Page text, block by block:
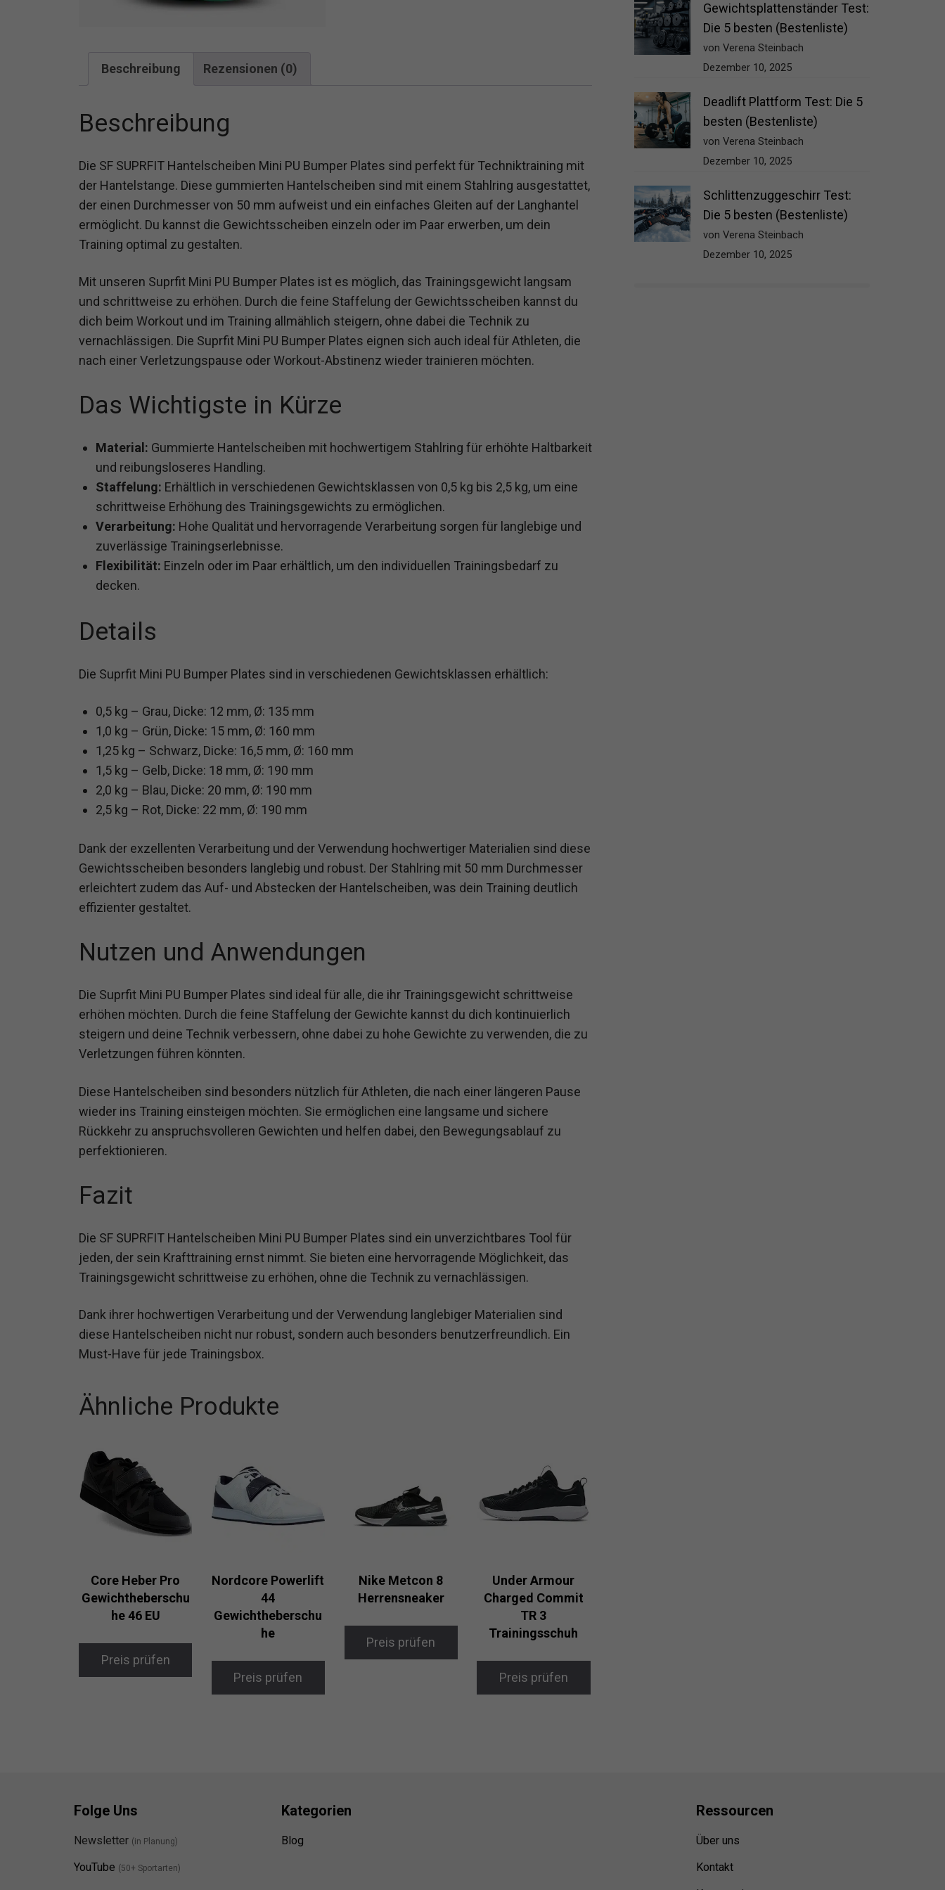
Beschreibung Rezensionen (0)
Beschreibung
Die SF SUPRFIT Hantelscheiben Mini PU Bumper Plates sind perfekt für Techniktraining mit
der Hantelstange. Diese gummierten Hantelscheiben sind mit einem Stahlring ausgestattet,
der einen Durchmesser von 50 mm aufweist und ein einfaches Gleiten auf der Langhantel
ermöglicht. Du kannst die Gewichtsscheiben einzeln oder im Paar erwerben, um dein
Training optimal zu gestalten.
Mit unseren Suprfit Mini PU Bumper Plates ist es möglich, das Trainingsgewicht langsam
und schrittweise zu erhöhen. Durch die feine Staffelung der Gewichtsscheiben kannst du
dich beim Workout und im Training allmählich steigern, ohne dabei die Technik zu
vernachlässigen. Die Suprfit Mini PU Bumper Plates eignen sich auch ideal für Athleten, die
nach einer Verletzungspause oder Workout-Abstinenz wieder trainieren möchten.
Das Wichtigste in Kürze
Material: Gummierte Hantelscheiben mit hochwertigem Stahlring für erhöhte Haltbarkeit
und reibungsloseres Handling.
Staffelung: Erhältlich in verschiedenen Gewichtsklassen von 0,5 kg bis 2,5 kg, um eine
schrittweise Erhöhung des Trainingsgewichts zu ermöglichen.
Verarbeitung: Hohe Qualität und hervorragende Verarbeitung sorgen für langlebige und
zuverlässige Trainingserlebnisse.
Flexibilität: Einzeln oder im Paar erhältlich, um den individuellen Trainingsbedarf zu
decken.
Details
Die Suprfit Mini PU Bumper Plates sind in verschiedenen Gewichtsklassen erhältlich:
0,5 kg – Grau, Dicke: 12 mm, Ø: 135 mm
1,0 kg – Grün, Dicke: 15 mm, Ø: 160 mm
1,25 kg – Schwarz, Dicke: 16,5 mm, Ø: 160 mm
1,5 kg – Gelb, Dicke: 18 mm, Ø: 190 mm
2,0 kg – Blau, Dicke: 20 mm, Ø: 190 mm
2,5 kg – Rot, Dicke: 22 mm, Ø: 190 mm
Dank der exzellenten Verarbeitung und der Verwendung hochwertiger Materialien sind diese
Gewichtsscheiben besonders langlebig und robust. Der Stahlring mit 50 mm Durchmesser
erleichtert zudem das Auf- und Abstecken der Hantelscheiben, was dein Training deutlich
effizienter gestaltet.
Nutzen und Anwendungen
Die Suprfit Mini PU Bumper Plates sind ideal für alle, die ihr Trainingsgewicht schrittweise
erhöhen möchten. Durch die feine Staffelung der Gewichte kannst du dich kontinuierlich
steigern und deine Technik verbessern, ohne dabei zu hohe Gewichte zu verwenden, die zu
Verletzungen führen könnten.
Diese Hantelscheiben sind besonders nützlich für Athleten, die nach einer längeren Pause
wieder ins Training einsteigen möchten. Sie ermöglichen eine langsame und sichere
Rückkehr zu anspruchsvolleren Gewichten und helfen dabei, den Bewegungsablauf zu
perfektionieren.
Fazit
Die SF SUPRFIT Hantelscheiben Mini PU Bumper Plates sind ein unverzichtbares Tool für
jeden, der sein Krafttraining ernst nimmt. Sie bieten eine hervorragende Möglichkeit, das
Trainingsgewicht schrittweise zu erhöhen, ohne die Technik zu vernachlässigen.
Dank ihrer hochwertigen Verarbeitung und der Verwendung langlebiger Materialien sind
diese Hantelscheiben nicht nur robust, sondern auch besonders benutzerfreundlich. Ein
Must-Have für jede Trainingsbox.
Ähnliche Produkte
Core Heber Pro
Gewichtheberschu
he 46 EU
Preis prüfen
Nordcore Powerlift
44
Gewichtheberschu
he
Preis prüfen
Nike Metcon 8
Herrensneaker
Preis prüfen
Under Armour
Charged Commit
TR 3
Trainingsschuh
Preis prüfen
Gewichtsplattenständer Test:
Die 5 besten (Bestenliste)
von Verena Steinbach
Dezember 10, 2025
Deadlift Plattform Test: Die 5
besten (Bestenliste)
von Verena Steinbach
Dezember 10, 2025
Schlittenzuggeschirr Test:
Die 5 besten (Bestenliste)
von Verena Steinbach
Dezember 10, 2025
Folge Uns
Newsletter (in Planung)
YouTube (50+ Sportarten)
Kategorien
Blog
Ressourcen
Über uns
Kontakt